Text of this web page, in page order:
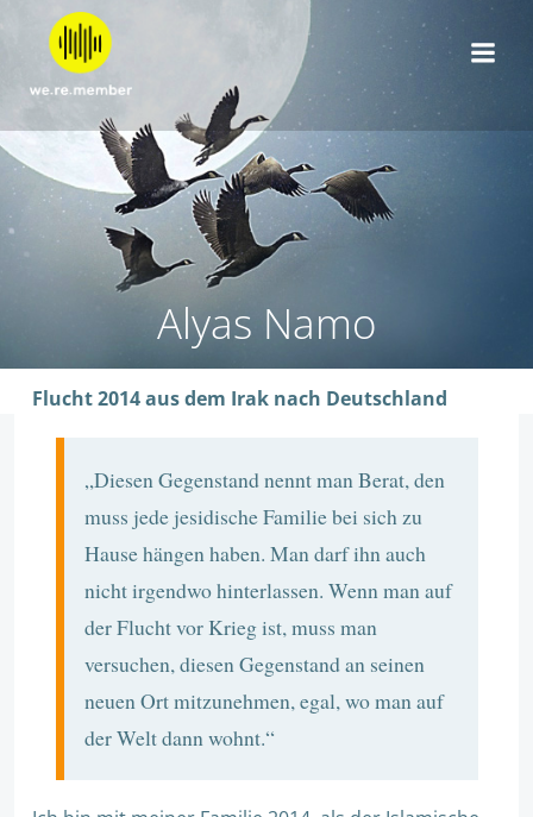
Inhalt
springen
Alyas Namo
Flucht 2014 aus dem Irak nach Deutschland
„Diesen Gegenstand nennt man Berat, den
muss jede jesidische Familie bei sich zu
Hause hängen haben. Man darf ihn auch
nicht irgendwo hinterlassen. Wenn man auf
der Flucht vor Krieg ist, muss man
versuchen, diesen Gegenstand an seinen
neuen Ort mitzunehmen, egal, wo man auf
der Welt dann wohnt.“